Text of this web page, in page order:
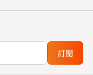
訂閱